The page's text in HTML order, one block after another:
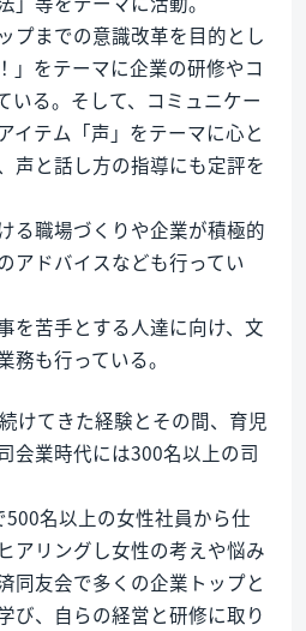
プまでの意識改革を目的とし
」をテーマに企業の研修やコ
いる。そして、コミュニケー
イテム「声」をテーマに心と
声と話し方の指導にも定評を
る職場づくりや企業が積極的
アドバイスなども行ってい
を苦手とする人達に向け、文
務も行っている。
けてきた経験とその間、育児
会業時代には300名以上の司
名以上の女性社員から仕
アリングし女性の考えや悩み
同友会で多くの企業トップと
び、自らの経営と研修に取り